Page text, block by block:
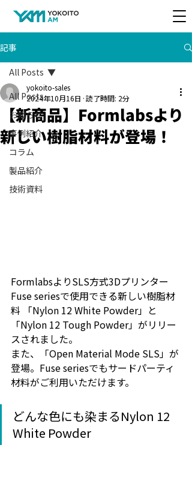
記事
All Posts
お知らせ
事例紹介
コラム
製品紹介
技術資料
All Posts
【新商品】Formlabsより
新しい樹脂材料が登場！
yokoito-sales
2024年10月16日
読了時間: 2分
FormlabsよりSLS方式3Dプリンター
Fuse seriesで使用できる新しい樹脂材
料 「Nylon 12 White Powder」と
「Nylon 12 Tough Powder」がリリー
スされました。
また、「Open Material Mode SLS」が
登場。Fuse seriesでもサードパーティ
材料がご利用いただけます。
どんな色にも染まるNylon 12
White Powder